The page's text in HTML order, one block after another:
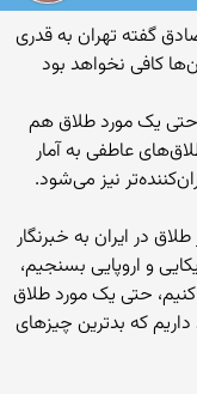
گفته تهران به قدری
کافی نخواهد بود
حتی یک مورد طلاق هم
برای جامعه ما زیاد است. به باور وی اگر آمار طلاق‌‎های عاطفی به آمار
نیز می‌شود.
در ایران به خبرنگار
و اروپایی بسنجیم،
کنیم، حتی یک مورد طلاق
که بدترین چیزهای